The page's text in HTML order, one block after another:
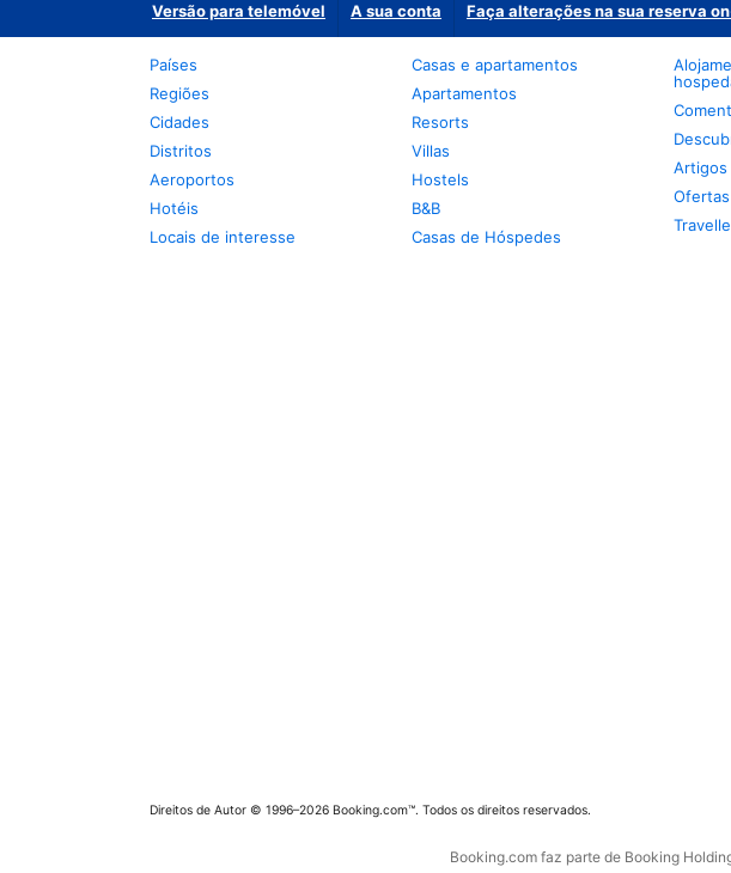
Versão para telemóvel A sua conta Faça alterações na sua reserva
Países
Regiões
Cidades
Distritos
Aeroportos
Hotéis
Locais de interesse
Casas e apartamentos
Apartamentos
Resorts
Villas
Hostels
B&B
Casas de Hóspedes
Artigos
Direitos de Autor © 1996–2026 Booking.com™. Todos os direitos reservados.
Booking.com faz parte de Booking